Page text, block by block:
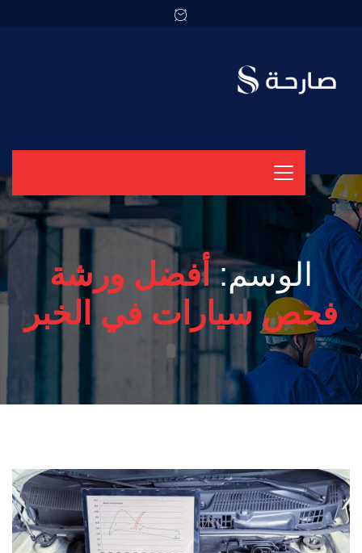
الوسم:أفضل ورشة
فحص سيارات في الخبر